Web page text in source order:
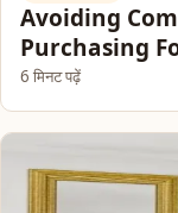
Avoiding
Purchasing
6 मिनट पढ़ें